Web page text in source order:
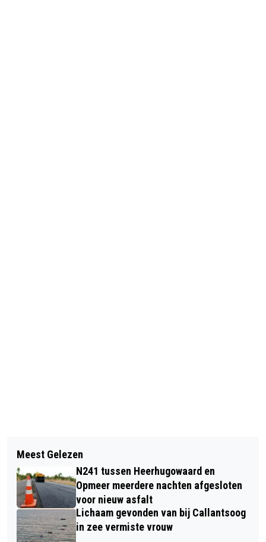
GROOTSTE LAATMIDDELEEUWSE
TINNEN SCHOTEL VAN NEDERLAND
GESCHONKEN AAN GEMEENTE
ALKMAAR
BELANGRIJKE ROL VOOR STUDENTEN
VONK TIJDENS LANDBOUWDAG
ALKMAAR
Meest Gelezen
N241 tussen Heerhugowaard en
Opmeer meerdere nachten afgesloten
voor nieuw asfalt
Lichaam gevonden van bij Callantsoog
in zee vermiste vrouw